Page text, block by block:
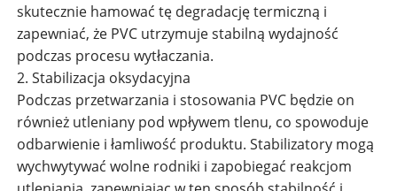
skutecznie hamować tę degradację termiczną i
zapewniać, że PVC utrzymuje stabilną wydajność
podczas procesu wytłaczania.
2. Stabilizacja oksydacyjna
Podczas przetwarzania i stosowania PVC będzie on
również utleniany pod wpływem tlenu, co spowoduje
odbarwienie i łamliwość produktu. Stabilizatory mogą
wychwytywać wolne rodniki i zapobiegać reakcjom